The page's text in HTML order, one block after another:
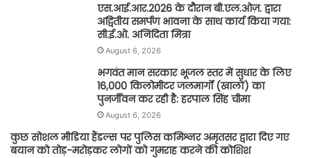
एस.आई.आर.2026 के दौरान बी.एल.ओज़. द्वारा
अद्वितीय समर्पण भावना के साथ कार्य किया गया:
सी.ई.ओ. अनिंदिता मित्रा
August 6, 2026
भगवंत मान सरकार भूजल स्तर में सुधार के लिए
16,000 किलोमीटर जलमार्गों (खालों) का
पुनर्जीवन कर रही है: हरपाल सिंह चीमा
August 6, 2026
कुछ सोशल मीडिया हैंडल्स पर पुलिस कमिश्नर अमृतसर द्वारा दिए गए
बयान को तोड़-मरोड़कर लोगों को गुमराह करने की कोशिश